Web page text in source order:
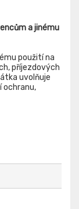
a jinému
použití na
příjezdových
uvolňuje
ochranu,